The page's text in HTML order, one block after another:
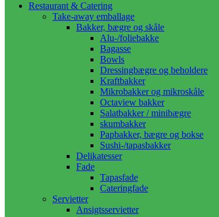
Restaurant & Catering
Take-away emballage
Bakker, bægre og skåle
Alu-/foliebakke
Bagasse
Bowls
Dressingbægre og beholdere
Kraftbakker
Mikrobakker og mikroskåle
Octaview bakker
Salatbakker / minibægre
skumbakker
Papbakker, bægre og bokse
Sushi-/tapasbakker
Delikatesser
Fade
Tapasfade
Cateringfade
Servietter
Ansigtsservietter